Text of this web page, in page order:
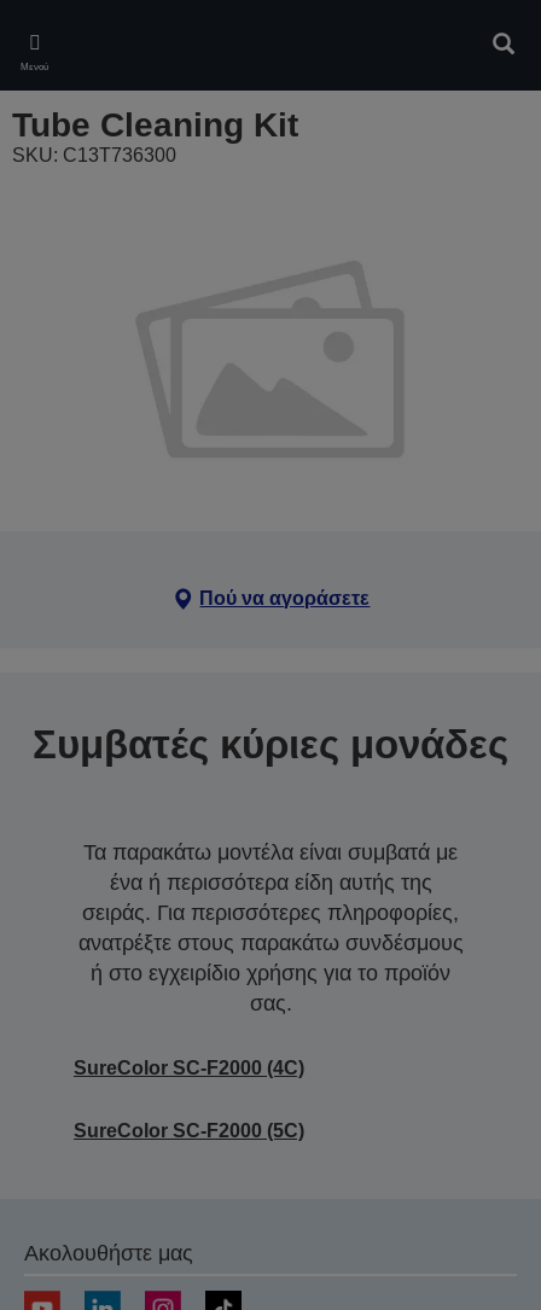
main
content
Μενού
Tube Cleaning Kit
SKU: C13T736300
Πού να αγοράσετε
Συμβατές κύριες μονάδες
Τα παρακάτω μοντέλα είναι συμβατά με
ένα ή περισσότερα είδη αυτής της
σειράς. Για περισσότερες πληροφορίες,
ανατρέξτε στους παρακάτω συνδέσμους
ή στο εγχειρίδιο χρήσης για το προϊόν
σας.
SureColor SC-F2000 (4C)
SureColor SC-F2000 (5C)
Ακολουθήστε μας